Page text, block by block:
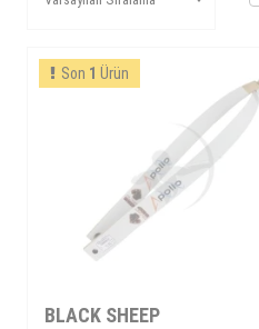
Son 1 Ürün
BLACK SHEEP